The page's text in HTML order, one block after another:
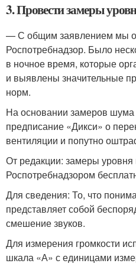
3. Провести замеры
— С общим заявлением мы
Роспотребнадзор. Было
в ночное время, которые
и выявлены значительные
норм.
На основании замеров
предписание «Дикси» о
вентиляции и попутно
От редакции: замеры
Роспотребнадзором
Для сведения: То, что
представляет собой
смешение звуков.
Для измерения громкости
шкала «А» с единицами